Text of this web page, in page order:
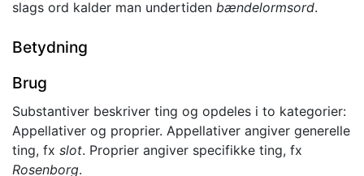
slags ord kalder man undertiden bændelormsord.
Betydning
Brug
Substantiver beskriver ting og opdeles i to kategorier:
Appellativer og proprier. Appellativer angiver generelle
ting, fx slot. Proprier angiver specifikke ting, fx
Rosenborg.